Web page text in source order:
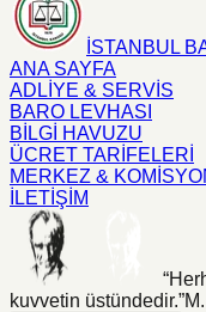
İSTANBUL
ANA SAYFA
ADLİYE & SERVİS
BARO LEVHASI
BİLGİ HAVUZU
ÜCRET TARİFELERİ
MERKEZ &
İLETİŞİM
kuvvetin üstündedir.”